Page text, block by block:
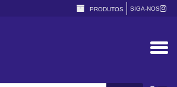
PRODUTOS SIGA-NOS